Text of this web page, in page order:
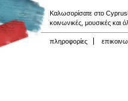
Καλωσορίσατε στο
κοινωνικές, μουσικές και
πληροφορίες